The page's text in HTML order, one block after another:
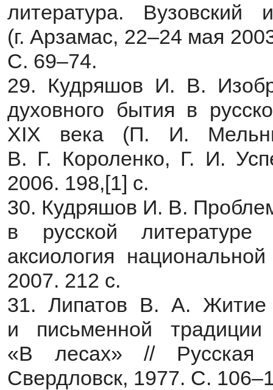
литература. Вузовский
(г. Арзамас, 22–24 мая
С. 69–74.
29. Кудряшов И. В.
духовного бытия в
XIX века (П. И.
В. Г. Короленко, Г. И.
2006. 198,[1] с.
30. Кудряшов И. В.
в русской
аксиология
2007. 212 с.
31. Липатов В. А. Житие
и письменной
«В лесах» // Русская
Свердловск, 1977. С.